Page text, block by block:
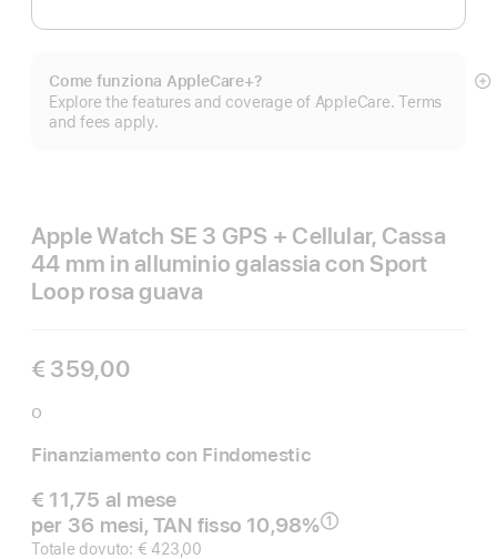
Come funziona AppleCare+?
Explore the features and coverage of AppleCare. Terms
and fees apply.
Apple Watch SE 3 GPS + Cellular, Cassa
44 mm in alluminio galassia con Sport
Loop rosa guava
€ 359,00
o
Finanziamento con Findomestic
€ 11,75 al mese
per 36 mesi, TAN fisso 10,98%
Nota
①
Totale dovuto: € 423,00